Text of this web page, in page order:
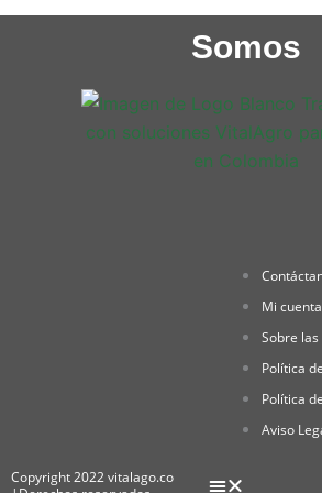
Somos
Copyright 2022 vitalago.co
Mi cuenta
Sobre las
Política
Política
Aviso